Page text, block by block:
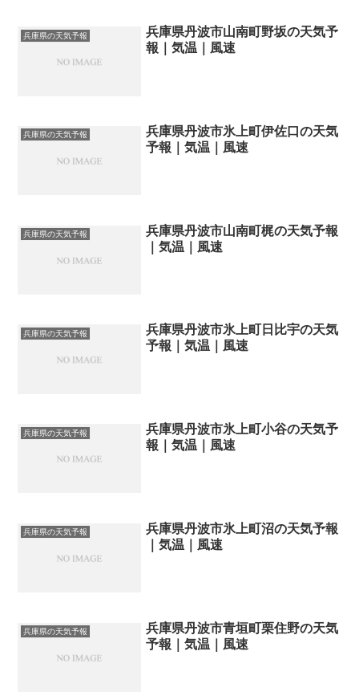
兵庫県の天気予報
兵庫県丹波市山南町野坂の天気予
報｜気温｜風速
兵庫県の天気予報
兵庫県丹波市氷上町伊佐口の天気
予報｜気温｜風速
兵庫県の天気予報
兵庫県丹波市山南町梶の天気予報
｜気温｜風速
兵庫県の天気予報
兵庫県丹波市氷上町日比宇の天気
予報｜気温｜風速
兵庫県の天気予報
兵庫県丹波市氷上町小谷の天気予
報｜気温｜風速
兵庫県の天気予報
兵庫県丹波市氷上町沼の天気予報
｜気温｜風速
兵庫県の天気予報
兵庫県丹波市青垣町栗住野の天気
予報｜気温｜風速